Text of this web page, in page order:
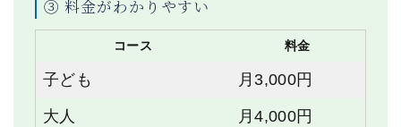
③ 料金がわかりやすい
コース 料金
子ども 月3,000円
大人 月4,000円